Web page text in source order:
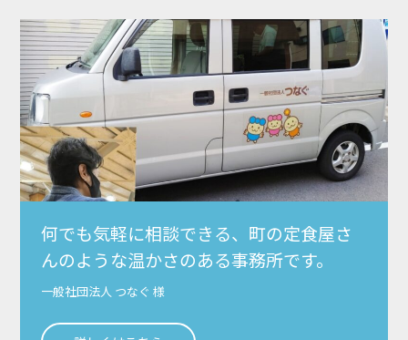
何でも気軽に相談できる、町の定食屋さ
んのような温かさのある事務所です。
一般社団法人 つなぐ 様